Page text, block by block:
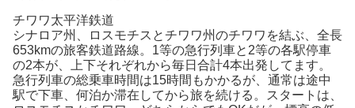
チワワ太平洋鉄道
シナロア州、ロスモチスとチワワ州のチワワを結ぶ、全長
653kmの旅客鉄道路線。1等の急行列車と2等の各駅停車
の2本が、上下それぞれから毎日合計4本出発してます。
急行列車の総乗車時間は15時間もかかるが、通常は途中
駅で下車、何泊か滞在してから旅を続ける。スタートは、